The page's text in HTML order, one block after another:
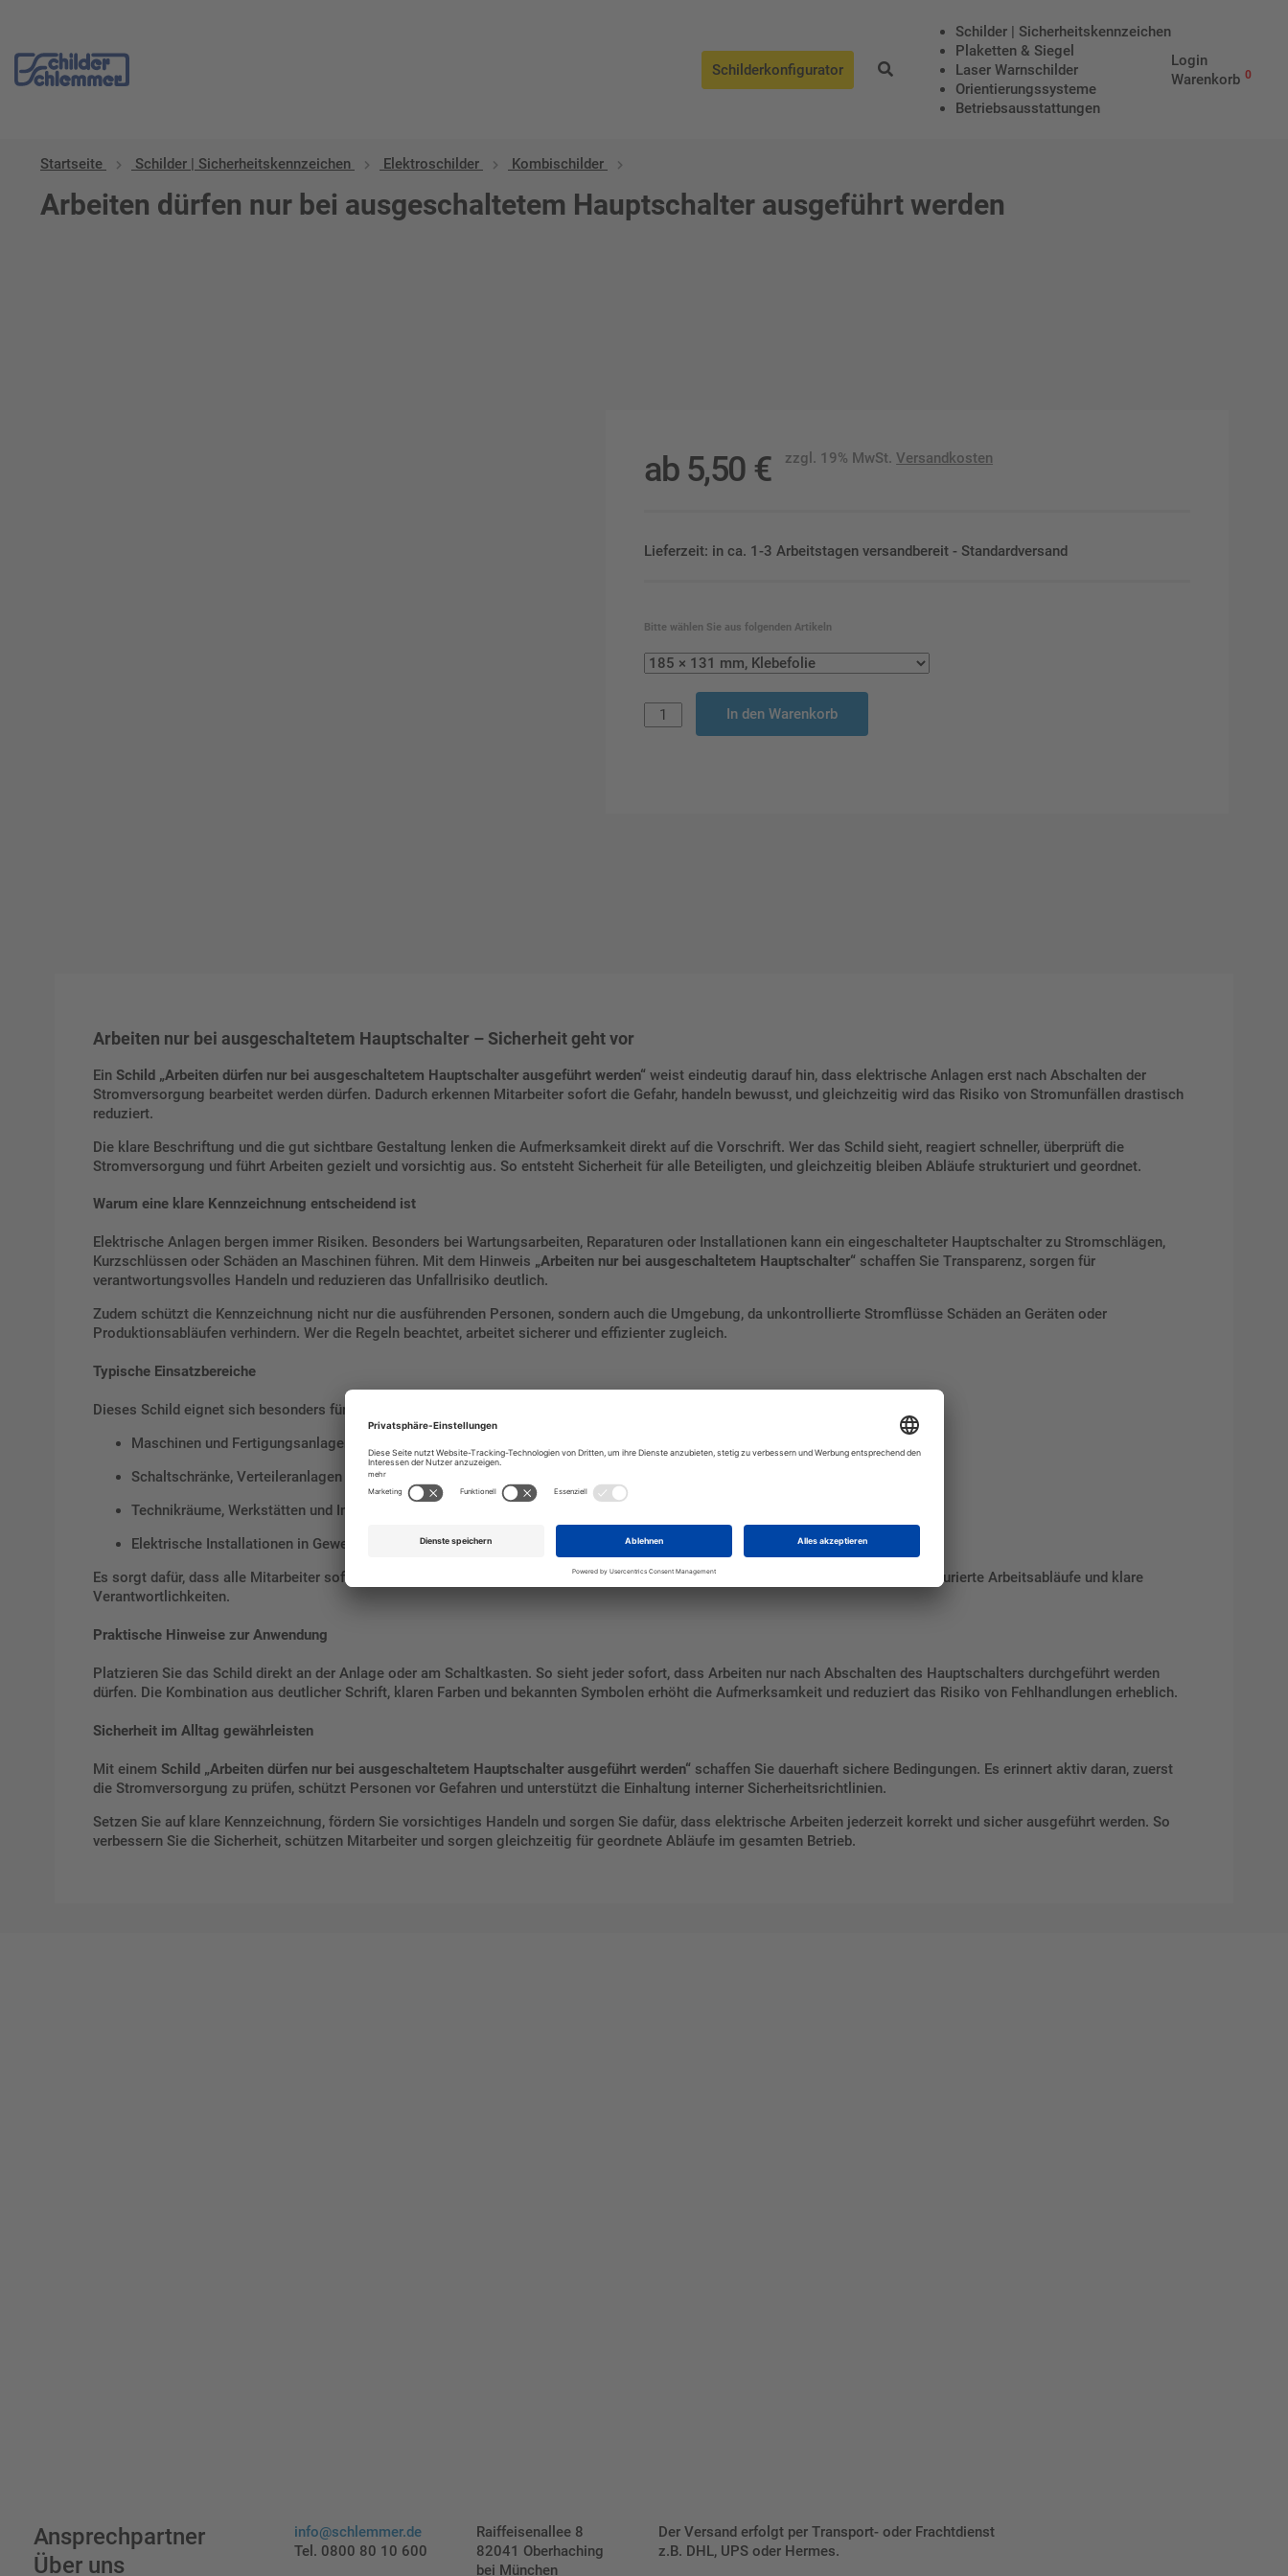
Schilderkonfigurator
Schilder | Sicherheitskennzeichen
Plaketten & Siegel
Laser Warnschilder
Orientierungssysteme
Betriebs­aus­stattungen
Login
Warenkorb 0
Startseite Schilder | Sicherheitskennzeichen Elektroschilder Kombischilder
Arbeiten dürfen nur bei ausgeschaltetem Hauptschalter ausgeführt werden
ab 5,50 € zzgl. 19% MwSt.Versandkosten
Lieferzeit: in ca. 1-3 Arbeitstagen versandbereit - Standardversand
Bitte wählen Sie aus folgenden Artikeln
In den Warenkorb
Arbeiten nur bei ausgeschaltetem Hauptschalter – Sicherheit geht vor
Ein Schild „Arbeiten dürfen nur bei ausgeschaltetem Hauptschalter ausgeführt werden“ weist eindeutig darauf hin, dass elektrische Anlagen erst nach Abschalten der
Stromversorgung bearbeitet werden dürfen. Dadurch erkennen Mitarbeiter sofort die Gefahr, handeln bewusst, und gleichzeitig wird das Risiko von Stromunfällen drastisch
reduziert.
Die klare Beschriftung und die gut sichtbare Gestaltung lenken die Aufmerksamkeit direkt auf die Vorschrift. Wer das Schild sieht, reagiert schneller, überprüft die
Stromversorgung und führt Arbeiten gezielt und vorsichtig aus. So entsteht Sicherheit für alle Beteiligten, und gleichzeitig bleiben Abläufe strukturiert und geordnet.
Warum eine klare Kennzeichnung entscheidend ist
Elektrische Anlagen bergen immer Risiken. Besonders bei Wartungsarbeiten, Reparaturen oder Installationen kann ein eingeschalteter Hauptschalter zu Stromschlägen,
Kurzschlüssen oder Schäden an Maschinen führen. Mit dem Hinweis „Arbeiten nur bei ausgeschaltetem Hauptschalter“ schaffen Sie Transparenz, sorgen für
verantwortungsvolles Handeln und reduzieren das Unfallrisiko deutlich.
Zudem schützt die Kennzeichnung nicht nur die ausführenden Personen, sondern auch die Umgebung, da unkontrollierte Stromflüsse Schäden an Geräten oder
Produktionsabläufen verhindern. Wer die Regeln beachtet, arbeitet sicherer und effizienter zugleich.
Typische Einsatzbereiche
Dieses Schild eignet sich besonders für:
Maschinen und Fertigungsanlagen
Schaltschränke, Verteileranlagen und Steuerungen
Technikräume, Werkstätten und Industrieanlagen
Elektrische Installationen in Gewerbe- und Betriebsbereichen
Es sorgt dafür, dass alle Mitarbeiter sofort erkennen, wann Arbeiten gefahrlos durchgeführt werden können. Dadurch entstehen strukturierte Arbeitsabläufe und klare
Verantwortlichkeiten.
Praktische Hinweise zur Anwendung
Platzieren Sie das Schild direkt an der Anlage oder am Schaltkasten. So sieht jeder sofort, dass Arbeiten nur nach Abschalten des Hauptschalters durchgeführt werden
dürfen. Die Kombination aus deutlicher Schrift, klaren Farben und bekannten Symbolen erhöht die Aufmerksamkeit und reduziert das Risiko von Fehlhandlungen erheblich.
Sicherheit im Alltag gewährleisten
Mit einem Schild „Arbeiten dürfen nur bei ausgeschaltetem Hauptschalter ausgeführt werden“ schaffen Sie dauerhaft sichere Bedingungen. Es erinnert aktiv daran, zuerst
die Stromversorgung zu prüfen, schützt Personen vor Gefahren und unterstützt die Einhaltung interner Sicherheitsrichtlinien.
Setzen Sie auf klare Kennzeichnung, fördern Sie vorsichtiges Handeln und sorgen Sie dafür, dass elektrische Arbeiten jederzeit korrekt und sicher ausgeführt werden. So
verbessern Sie die Sicherheit, schützen Mitarbeiter und sorgen gleichzeitig für geordnete Abläufe im gesamten Betrieb.
Ansprechpartner
Über uns
info@schlemmer.de
Tel. 0800 80 10 600
Raiffeisenallee 8
82041 Oberhaching
bei München
Der Versand erfolgt per Transport- oder Frachtdienst
z.B. DHL, UPS oder Hermes.